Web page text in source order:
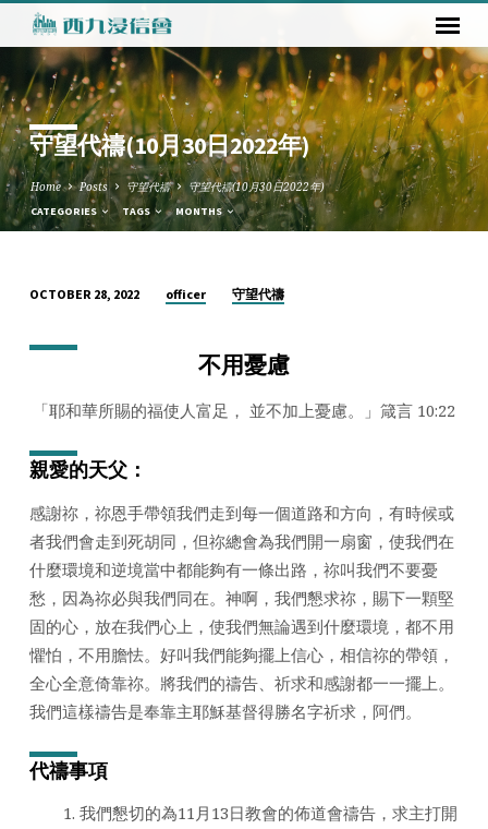
守望代禱(10月30日2022年)
Home Posts 守望代禱 守望代禱(10月30日2022年)
CATEGORIES TAGS MONTHS
望
禱
(10
月
30
日
2022
年)
OCTOBER 28, 2022 officer 守望代禱
不用憂慮
「耶和華所賜的福使人富足， 並不加上憂慮。」箴言 10:22
親愛的天父：
感謝祢，祢恩手帶領我們走到每一個道路和方向，有時候或
者我們會走到死胡同，但祢總會為我們開一扇窗，使我們在
什麼環境和逆境當中都能夠有一條出路，祢叫我們不要憂
愁，因為祢必與我們同在。神啊，我們懇求祢，賜下一顆堅
固的心，放在我們心上，使我們無論遇到什麼環境，都不用
懼怕，不用膽怯。好叫我們能夠擺上信心，相信祢的帶領，
全心全意倚靠祢。將我們的禱告、祈求和感謝都一一擺上。
我們這樣禱告是奉靠主耶穌基督得勝名字祈求，阿們。
代禱事項
我們懇切的為11月13日教會的佈道會禱告，求主打開